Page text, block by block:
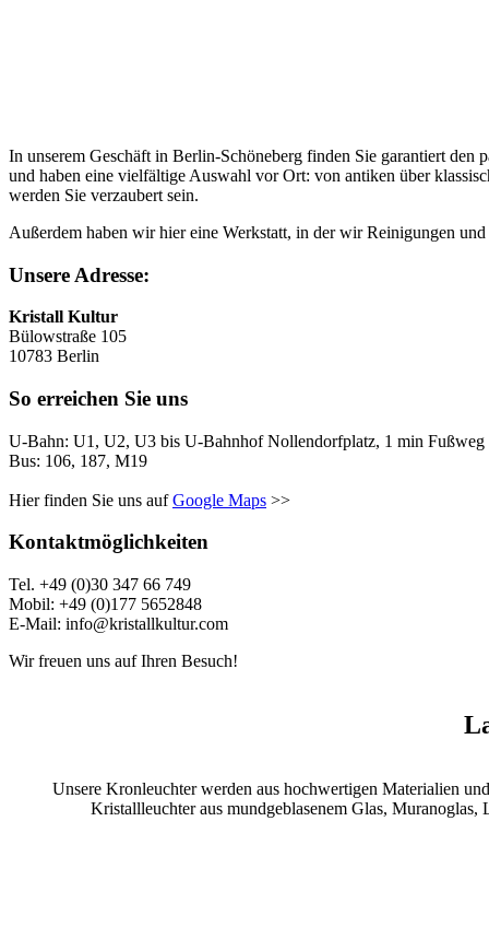
In unserem Geschäft in Berlin-Schöneberg finden Sie garantiert
und haben eine vielfältige Auswahl vor Ort: von antiken über
werden Sie verzaubert sein.
Außerdem haben wir hier eine Werkstatt, in der wir Reinigungen
Unsere Adresse:
Kristall Kultur
Bülowstraße 105
10783 Berlin
So erreichen Sie uns
U-Bahn: U1, U2, U3 bis U-Bahnhof Nollendorfplatz, 1 min Fußweg
Bus: 106, 187, M19
Hier finden Sie uns aufGoogle Maps >>
Kontaktmöglichkeiten
Tel. +49 (0)30 347 66 749
Mobil: +49 (0)177 5652848
E-Mail: info@kristallkultur.com
Wir freuen uns auf Ihren Besuch!
Unsere Kronleuchter werden aus hochwertigen Materialien
Kristallleuchter aus mundgeblasenem Glas,